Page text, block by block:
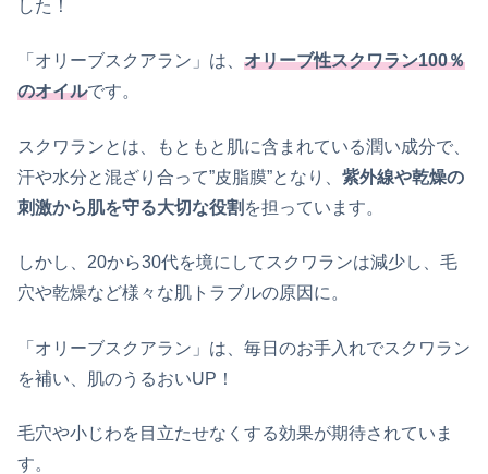
した！
「オリーブスクアラン」は、 オリーブ性スクワラン100％
のオイルです。
スクワランとは、もともと肌に含まれている潤い成分で、
汗や水分と混ざり合って”皮脂膜”となり、 紫外線や乾燥の
刺激から肌を守る大切な役割 を担っています。
しかし、20から30代を境にしてスクワランは減少し、毛
穴や乾燥など様々な肌トラブルの原因に。
「オリーブスクアラン」は、毎日のお手入れでスクワラン
を補い、肌のうるおいUP！
毛穴や小じわを目立たせなくする効果が期待されていま
す。